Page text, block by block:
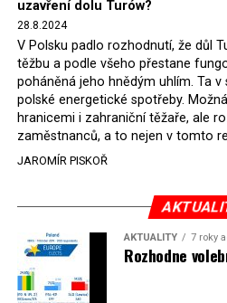
se svými dceřinými
tisíc lidí. Navíc s činností dolu
souvisí dalších několik desítek
regionu. Zelená politika ale
Rozhodnutí polského ministra
německé, české a polské
správního soudu podali, ale také
možná vozit své hnědé uhlí.
škrtnutím 7 % elektřiny
neplánované a nečekané
dovozu elektřiny už od roku 2027.
uzavření dolu Turów?
28.8.2024
V Polsku padlo rozhodnutí, že důl
těžbu a podle všeho přestane
poháněná jeho hnědým uhlím. Ta
polské energetické spotřeby.
hranicemi i zahraniční těžaře, ale
zaměstnanců, a to nejen v tomto
JAROMÍR PISKOŘ
AKTUALITY 7 roky
Rozhodne